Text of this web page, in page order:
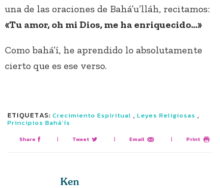
una de las oraciones de Bahá’u’lláh, recitamos:
«Tu amor, oh mi Dios, me ha enriquecido…»
Como bahá’í, he aprendido lo absolutamente
cierto que es ese verso.
ETIQUETAS: Crecimiento Espiritual ,Leyes Religiosas ,
Principios Bahá’ís
Share | Tweet | Email | Print
Ken